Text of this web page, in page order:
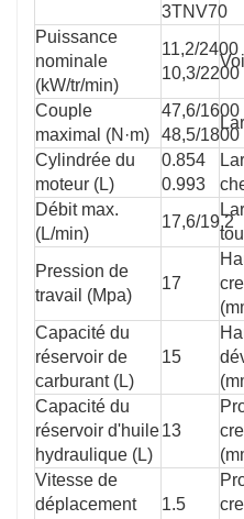
3TNV70
Puissance
nominale
(kW/tr/min)
11,2/2400
10,3/2200
Couple
maximal (N·m)
47,6/1600
48,5/1800
Cylindrée du
moteur (L)
0.854
0.993
Débit max.
(L/min)
17,6/19,2
Pression de
travail (Mpa)
17
Capacité du
réservoir de
carburant (L)
15
Capacité du
réservoir d'huile
hydraulique (L)
13
Vitesse de
déplacement
1.5